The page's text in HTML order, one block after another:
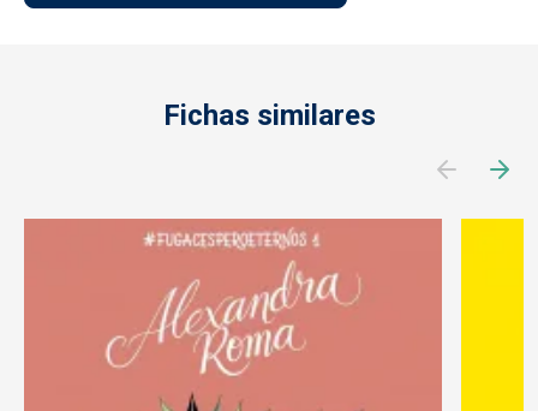
Fichas similares